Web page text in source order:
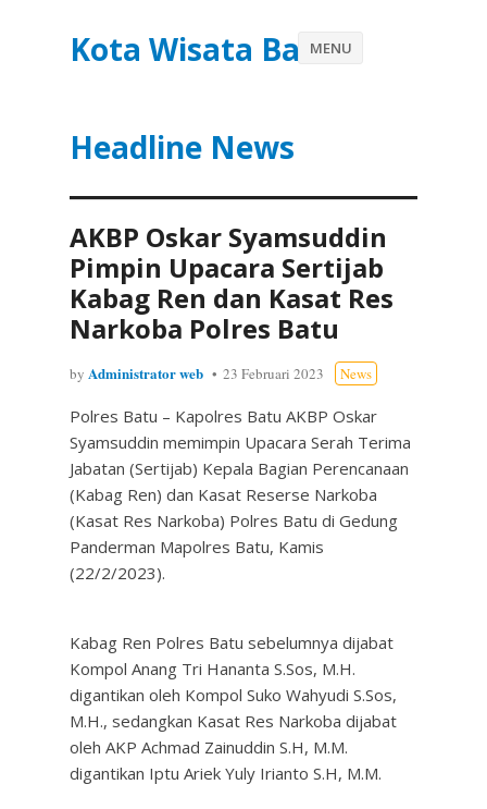
Kota Wisata Batu
Headline News
MENU
AKBP Oskar Syamsuddin
Pimpin Upacara Sertijab
Kabag Ren dan Kasat Res
Narkoba Polres Batu
by Administrator web 23 Februari 2023 News
Polres Batu – Kapolres Batu AKBP Oskar
Syamsuddin memimpin Upacara Serah Terima
Jabatan (Sertijab) Kepala Bagian Perencanaan
(Kabag Ren) dan Kasat Reserse Narkoba
(Kasat Res Narkoba) Polres Batu di Gedung
Panderman Mapolres Batu, Kamis
(22/2/2023).
Kabag Ren Polres Batu sebelumnya dijabat
Kompol Anang Tri Hananta S.Sos, M.H.
digantikan oleh Kompol Suko Wahyudi S.Sos,
M.H., sedangkan Kasat Res Narkoba dijabat
oleh AKP Achmad Zainuddin S.H, M.M.
digantikan Iptu Ariek Yuly Irianto S.H, M.M.